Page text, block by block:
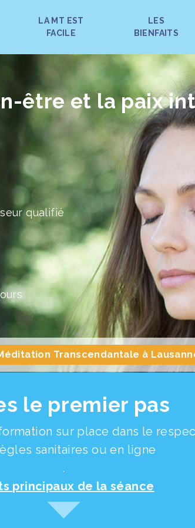
LA MT EST
FACILE
LES
BIENFAITS
être et la paix
qualifié
Transcendantale à
le premier pas
sur place dans le
sanitaires ou en ligne
.
principaux de la séance